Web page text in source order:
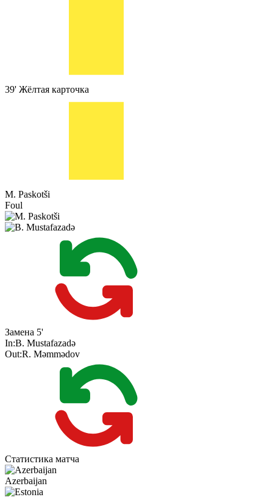
39' Жёлтая карточка
M. Paskotši
Foul
Замена 5'
In:B. Mustafazadə
Out:R. Məmmədov
Статистика матча
Azerbaijan